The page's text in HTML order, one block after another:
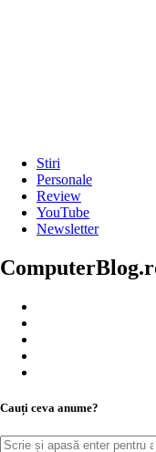
Stiri
Personale
Review
YouTube
Newsletter
Cauți ceva anume?